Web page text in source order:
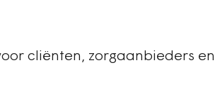
cliënten, zorgaanbieders